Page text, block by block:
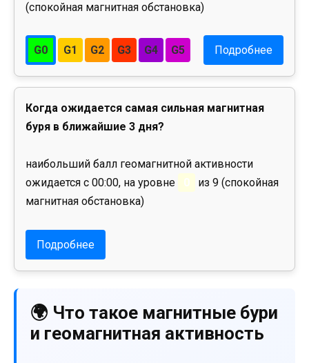
(спокойная магнитная обстановка)
G0 G1 G2 G3 G4 G5 Подробнее
Когда ожидается самая сильная магнитная
буря в ближайшие 3 дня?
наибольший балл геомагнитной активности
ожидается с 00:00, на уровне
0
из 9 (спокойная
магнитная обстановка)
Подробнее
🌍 Что такое магнитные бури
и геомагнитная активность